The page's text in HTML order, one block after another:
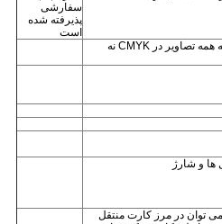
سفارشی
پذیرفته شده
است
لطفا اطمینان حاصل کنید که همه تصاویر در CMYK نه
توان در مرز کارت منتقل